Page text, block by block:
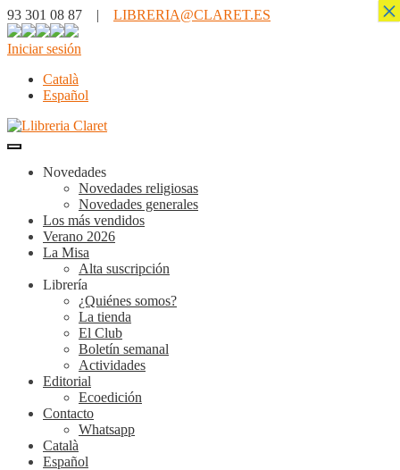
93 301 08 87 | LIBRERIA@CLARET.ES
Iniciar sesión
Català
Español
Novedades
Novedades religiosas
Novedades generales
Los más vendidos
Verano 2026
La Misa
Alta suscripción
Librería
¿Quiénes somos?
La tienda
El Club
Boletín semanal
Actividades
Editorial
Ecoedición
Contacto
Whatsapp
Català
Español
×